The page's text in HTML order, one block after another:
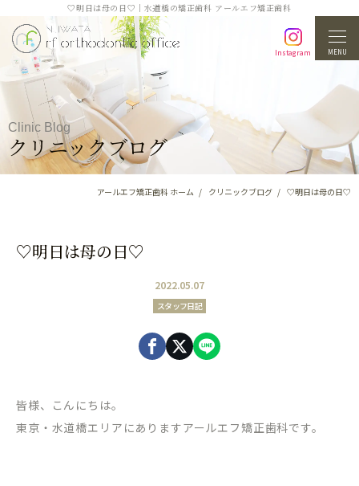
♡明日は母の日♡｜水道橋の矯正歯科 アールエフ矯正歯科
Instagram MENU
Clinic Blog
クリニックブログ
アールエフ矯正歯科 ホーム クリニックブログ ♡明日は母の日♡
♡明日は母の日♡
2022.05.07
スタッフ日記
皆様、こんにちは。
東京・水道橋エリアにありますアールエフ矯正歯科です。